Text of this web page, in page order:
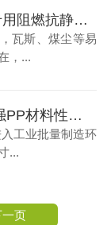
煤矿机械配件专用阻燃抗静电ABS材料，筑牢井下生产安全屏障
瓦斯、煤尘等易
，...
3D打印玻纤增强PP材料性能解析，工业零部件制造核心耗材
工业批量制造环
...
一页